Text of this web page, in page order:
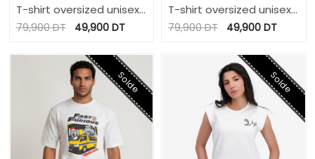
T-shirt oversized unisexe
manches courtes عيش
79,900DT 49,900DT
T-shirt oversized unisexe
manches courtes PROUD
79,900DT 49,900 DT
Solde Solde